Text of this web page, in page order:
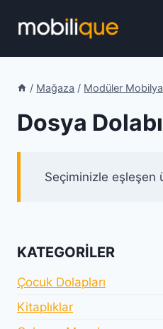
/ Mağaza / Modüler
Dosya Dolabı
Seçiminizle eşleşen
KATEGORILER
Çocuk Dolapları
Kitaplıklar